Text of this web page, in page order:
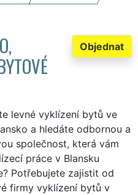
Objednat
levné vyklízení bytů ve
a hledáte odbornou a
společnost, která vám
práce v Blansku
Potřebujete zajistit od
firmy vyklízení bytů v